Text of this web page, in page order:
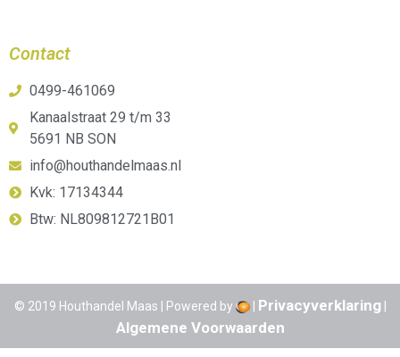
Contact
0499-461069
Kanaalstraat 29 t/m 33
5691 NB SON
info@houthandelmaas.nl
Kvk: 17134344
Btw: NL809812721B01
© 2019 Houthandel Maas | Powered by | Privacyverklaring|
Algemene Voorwaarden